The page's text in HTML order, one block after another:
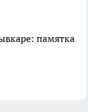
памятка